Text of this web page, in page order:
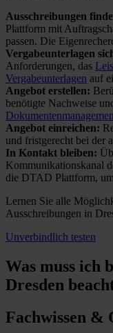
Ausschreibungen
Plattform mit
passen. Die
Vergabeunterlagen
Anforderungen, das
Vergabeunterlagen auf
Angebot erstellen:
benötigte Nachweise
Angebot einreichen:
und fristgerecht bei der
In Kontakt bleiben:
Kommunikationskanal
die DTAD Plattform,
Lernen Sie alle
Ausschreibungen in
Unverbindlich testen
Was muss ich
Dresden
Fachwissen &